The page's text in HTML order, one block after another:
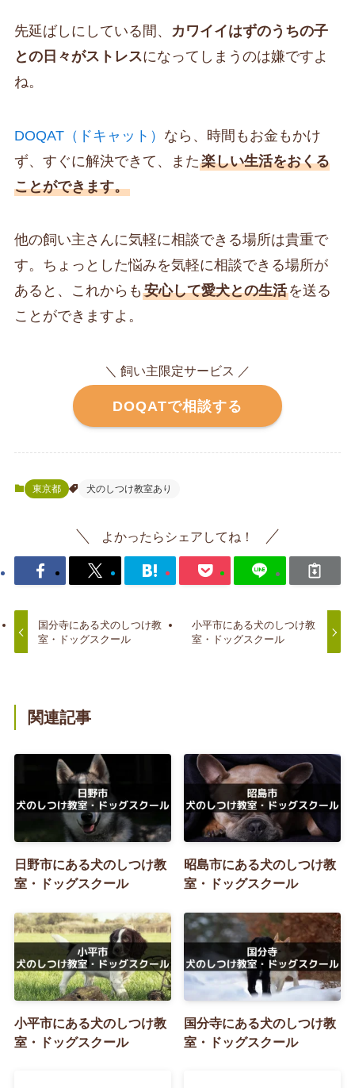
先延ばしにしている間、
カワイイはずのうちの子
との日々がストレスになってしまうのは嫌ですよ
ね。
DOQAT（ドキャット） なら、時間もお金もかけ
ず、すぐに解決できて、また楽しい生活をおくる
ことができます。
他の飼い主さんに気軽に相談できる場所は貴重で
す。ちょっとした悩みを気軽に相談できる場所が
あると、これからも 安心して愛犬との生活を送る
ことができますよ。
＼ 飼い主限定サービス ／
DOQATで相談する
東京都 犬のしつけ教室あり
よかったらシェアしてね！
国分寺にある犬のしつけ教
室・ドッグスクール
小平市にある犬のしつけ教
室・ドッグスクール
関連記事
日野市にある犬のしつけ教
室・ドッグスクール
昭島市にある犬のしつけ教
室・ドッグスクール
小平市にある犬のしつけ教
室・ドッグスクール
国分寺にある犬のしつけ教
室・ドッグスクール